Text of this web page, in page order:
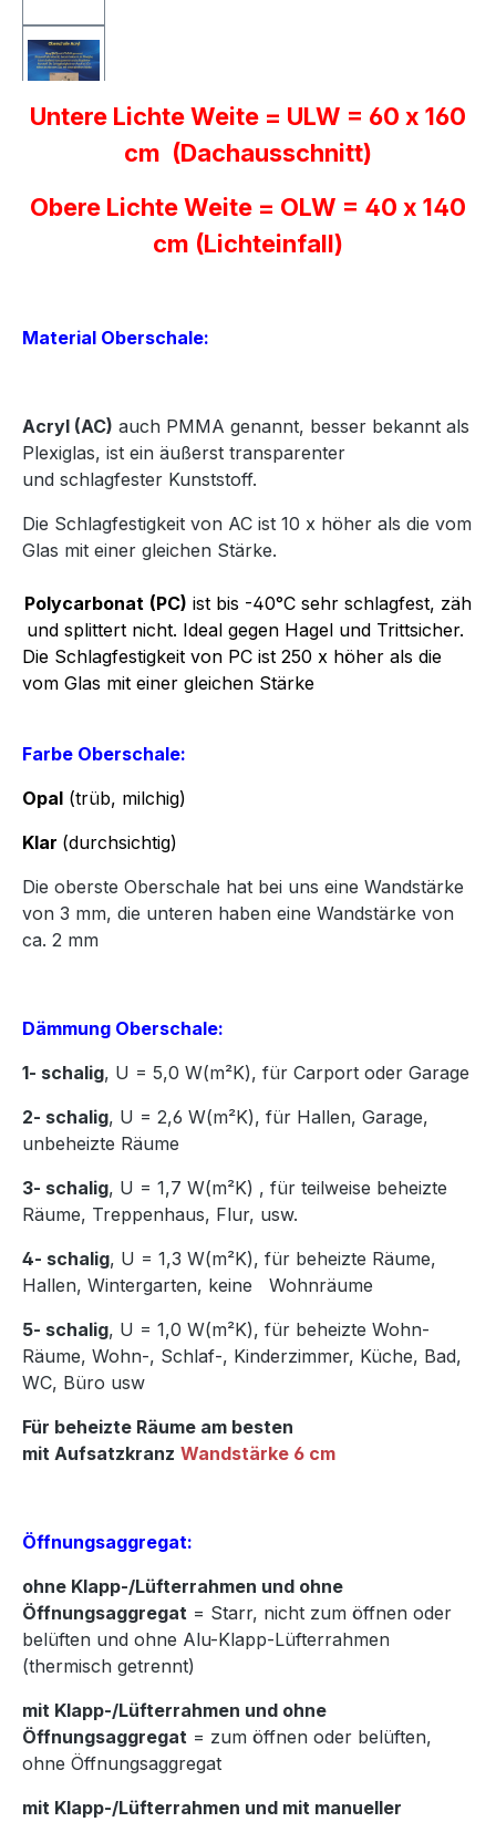
Untere Lichte Weite = ULW = 60 x 160
cm (Dachausschnitt)
Obere Lichte Weite = OLW = 40 x 140
cm (Lichteinfall)
Material Oberschale:
Acryl (AC) auch PMMA genannt, besser bekannt als
Plexiglas, ist ein äußerst transparenter
und schlagfester Kunststoff.
Die Schlagfestigkeit von AC ist 10 x höher als die vom
Glas mit einer gleichen Stärke.
Polycarbonat (PC) ist bis -40°C sehr schlagfest, zäh
und splittert nicht. Ideal gegen Hagel und Trittsicher.
Die Schlagfestigkeit von PC ist 250 x höher als die
vom Glas mit einer gleichen Stärke
Farbe Oberschale:
Opal (trüb, milchig)
Klar (durchsichtig)
Die oberste Oberschale hat bei uns eine Wandstärke
von 3 mm, die unteren haben eine Wandstärke von
ca. 2 mm
Dämmung Oberschale:
1- schalig, U = 5,0 W(m²K), für Carport oder Garage
2- schalig, U = 2,6 W(m²K), für Hallen, Garage,
unbeheizte Räume
3- schalig, U = 1,7 W(m²K) , für teilweise beheizte
Räume, Treppenhaus, Flur, usw.
4- schalig, U = 1,3 W(m²K), für beheizte Räume,
Hallen, Wintergarten, keine Wohnräume
5- schalig, U = 1,0 W(m²K), für beheizte Wohn-
Räume, Wohn-, Schlaf-, Kinderzimmer, Küche, Bad,
WC, Büro usw
Für beheizte Räume am besten
mit Aufsatzkranz Wandstärke 6 cm
Öffnungsaggregat:
ohne Klapp-/Lüfterrahmen und ohne
Öffnungsaggregat = Starr, nicht zum öffnen oder
belüften und ohne Alu-Klapp-Lüfterrahmen
(thermisch getrennt)
mit Klapp-/Lüfterrahmen und ohne
Öffnungsaggregat = zum öffnen oder belüften,
ohne Öffnungsaggregat
mit Klapp-/Lüfterrahmen und mit manueller